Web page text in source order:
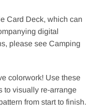
Card Deck, which can
digital
please see Camping
colorwork! Use these
to visually re-arrange
from start to finish.